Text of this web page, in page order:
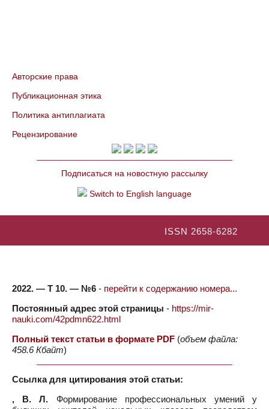
Авторские права
Публикационная этика
Политика антиплагиата
Рецензирование
Подписаться на новостную рассылку
Switch to English language
ISSN 2658-6282
2022. — Т 10. — №6 - перейти к содержанию номера...
Постоянный адрес этой страницы - https://mir-
nauki.com/42pdmn622.html
Полный текст статьи в формате PDF (объем файла:
458.6 Кбайт)
Ссылка для цитирования этой статьи:
, В. Л. Формирование профессиональных умений у